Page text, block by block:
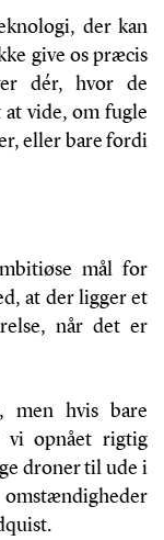
der kan
give os præcis
dér, hvor de
vide, om fugle
eller bare fordi
mål for
at der ligger et
når det er
men hvis bare
vi opnået rigtig
droner til ude i